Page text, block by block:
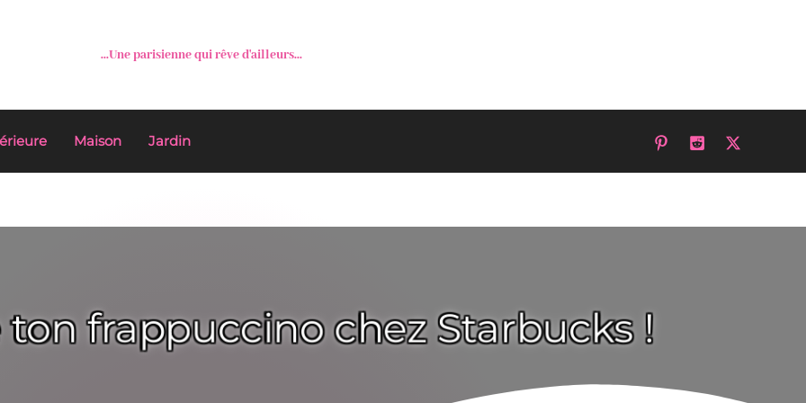
...Une parisienne qui rêve d'ailleurs...
Maison Jardin
ton frappuccino chez Starbucks !